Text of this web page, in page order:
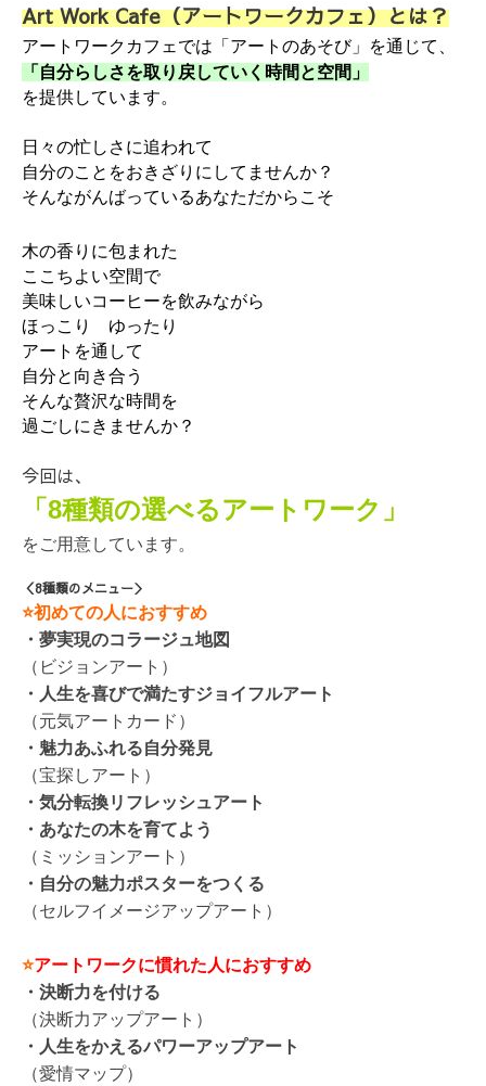
Art Work Cafe（アートワークカフェ）とは？
アートワークカフェでは「アートのあそび」を通じて、
「自分らしさを取り戻していく時間と空間」
を提供しています。
日々の忙しさに追われて
自分のことをおきざりにしてませんか？
そんながんばっているあなただからこそ
木の香りに包まれた
ここちよい空間で
美味しいコーヒーを飲みながら
ほっこり ゆったり
アートを通して
自分と向き合う
そんな贅沢な時間を
過ごしにきませんか？
今回は、
「8種類の選べるアートワーク」
をご用意しています。
＜8種類のメニュー＞
⭐初めての人におすすめ
・夢実現のコラージュ地図
（ビジョンアート）
・人生を喜びで満たすジョイフルアート
（元気アートカード）
・魅力あふれる自分発見
（宝探しアート）
・気分転換リフレッシュアート
・あなたの木を育てよう
（ミッションアート）
・自分の魅力ポスターをつくる
（セルフイメージアップアート）
⭐アートワークに慣れた人におすすめ
・決断力を付ける
（決断力アップアート）
・人生をかえるパワーアップアート
（愛情マップ）